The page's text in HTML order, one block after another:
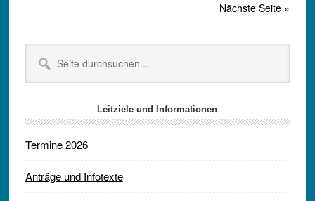
Nächste Seite »
Seitenspalte
durchsuchen...
Leitziele und Informationen
Termine 2026
Anträge und Infotexte